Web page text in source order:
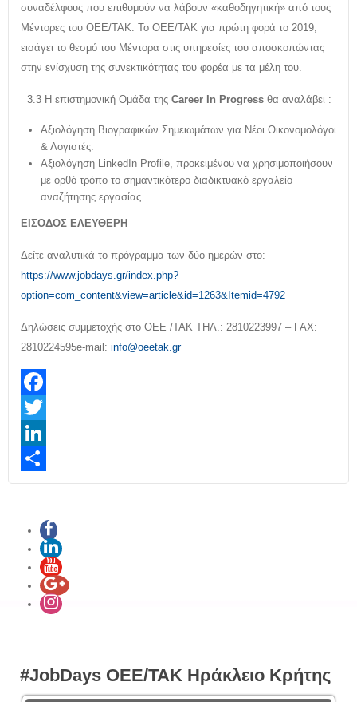
συναδέλφους που επιθυμούν να λάβουν «καθοδηγητική» από τους
Μέντορες του ΟΕΕ/ΤΑΚ. Το ΟΕΕ/ΤΑΚ για πρώτη φορά το 2019,
εισάγει το θεσμό του Μέντορα στις υπηρεσίες του αποσκοπώντας
στην ενίσχυση της συνεκτικότητας του φορέα με τα μέλη του.
3.3 Η επιστημονική Ομάδα της Career In Progress θα αναλάβει :
Αξιολόγηση Βιογραφικών Σημειωμάτων για Νέοι Οικονομολόγοι
& Λογιστές.
Αξιολόγηση LinkedIn Profile, προκειμένου να χρησιμοποιήσουν
με ορθό τρόπο το σημαντικότερο διαδικτυακό εργαλείο
αναζήτησης εργασίας.
ΕΙΣΟΔΟΣ ΕΛΕΥΘΕΡΗ
Δείτε αναλυτικά το πρόγραμμα των δύο ημερών στο:
https://www.jobdays.gr/index.php?
option=com_content&view=article&id=1263&Itemid=4792
Δηλώσεις συμμετοχής στο ΟΕΕ /ΤΑΚ ΤΗΛ.: 2810223997 – FAX:
2810224595e-mail: info@oeetak.gr
Facebook
Twitter
LinkedIn
Share
#JobDays OEE/TAK Ηράκλειο Κρήτης